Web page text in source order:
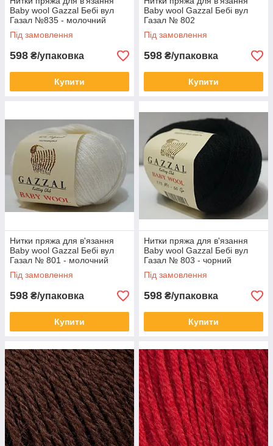
Baby wool Gazzal Бебі вул
Газал №835 - молочний
шоколад
Під замовлення
598 ₴/упаковка
Купити
Baby wool Gazzal Бебі вул
Газал № 802
Під замовлення
598 ₴/упаковка
Купити
Нитки пряжа для в'язання
Baby wool Gazzal Бебі вул
Газал № 801 - молочний
Під замовлення
598 ₴/упаковка
Купити
Нитки пряжа для в'язання
Baby wool Gazzal Бебі вул
Газал № 803 - чорний
Під замовлення
598 ₴/упаковка
Купити